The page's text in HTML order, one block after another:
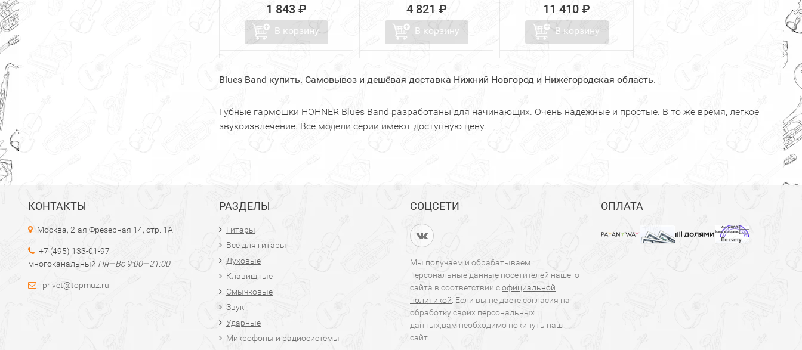
1 843 ₽
В корзину
4 821 ₽
В корзину
11 410 ₽
В корзину
Blues Band купить. Самовывоз и дешёвая доставка Нижний Новгород и Нижегородская область.
Губные гармошки HOHNER Blues Band разработаны для начинающих. Очень надежные и простые. В то же время, легкое
звукоизвлечение. Все модели серии имеют доступную цену.
КОНТАКТЫ
Москва, 2-ая Фрезерная 14, стр. 1А
+7 (495) 133-01-97
многоканальный Пн—Вс 9:00—21:00
privet@topmuz.ru
РАЗДЕЛЫ
Гитары
Всё для гитары
Духовые
Клавишные
Смычковые
Звук
Ударные
Микрофоны и радиосистемы
СОЦСЕТИ
Мы получаем и обрабатываем
персональные данные посетителей нашего
сайта в соответствии софициальной
политикой . Если вы не даете согласия на
обработку своих персональных
данных,вам необходимо покинуть наш
сайт.
ОПЛАТА